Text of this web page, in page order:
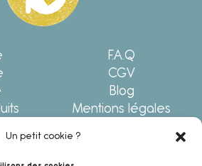
Un petit cookie ?
F.A.Q
CGV
Blog
Mentions légales